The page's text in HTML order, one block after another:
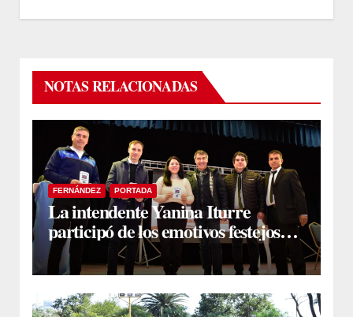
NOTAS RELACIONADAS
FERNÁNDEZ PORTADA
La intendente Yanina Iturre
participó de los emotivos festejos
por el Aniversario del Taekwon-Do
en Fernández